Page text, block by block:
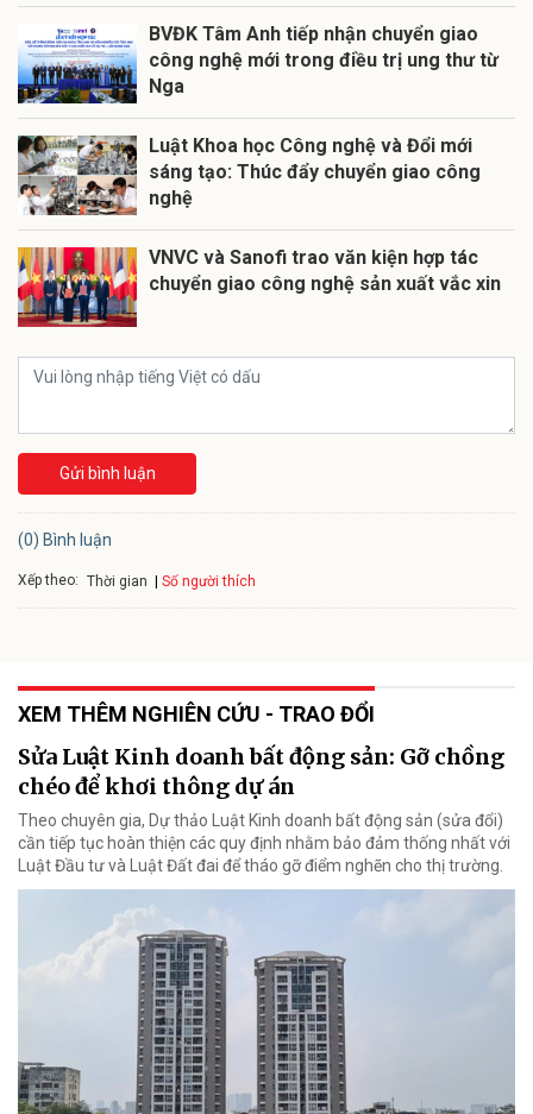
BVĐK Tâm Anh tiếp nhận chuyển giao
công nghệ mới trong điều trị ung thư từ
Nga
Luật Khoa học Công nghệ và Đổi mới
sáng tạo: Thúc đẩy chuyển giao công
nghệ
VNVC và Sanofi trao văn kiện hợp tác
chuyển giao công nghệ sản xuất vắc xin
Gửi bình luận
(0) Bình luận
Xếp theo: Thời gian Số người thích
XEM THÊM NGHIÊN CỨU - TRAO ĐỔI
Sửa Luật Kinh doanh bất động sản: Gỡ chồng
chéo để khơi thông dự án
Theo chuyên gia, Dự thảo Luật Kinh doanh bất động sản (sửa đổi)
cần tiếp tục hoàn thiện các quy định nhằm bảo đảm thống nhất với
Luật Đầu tư và Luật Đất đai để tháo gỡ điểm nghẽn cho thị trường.